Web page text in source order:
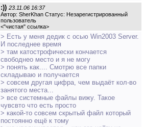
:)) 23.11.06 16:37
Автор: SherKhan Статус: Незарегистрированный
пользователь
<"чистая" ссылка>
> Есть у меня дедик с осью Win2003 Server.
И последнее время
> там катострофически кончается
свободнео место и я не могу
> понять как.... Смотрю все папки
складываю и получается
> совсем другая цифра, чем выдаёт кол-во
занятого места...
> все системные файлы вижу. Такое
чувсвто что есть просто
> какой-то совсем скрытый файл который
постоянно ещё к тому